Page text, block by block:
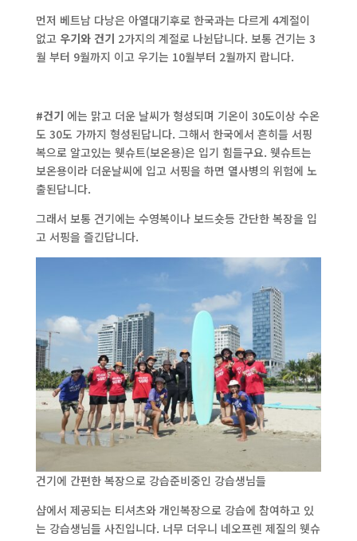
먼저 베트남 다낭은 아열대기후로 한국과는 다르게 4계절이
없고 우기와 건기 2가지의 계절로 나뉜답니다. 보통 건기는 3
월 부터 9월까지 이고 우기는 10월부터 2월까지 랍니다.
#건기 에는 맑고 더운 날씨가 형성되며 기온이 30도이상 수온
도 30도 가까지 형성된답니다. 그해서 한국에서 흔히들 서핑
복으로 알고있는 웻슈트(보온용)은 입기 힘들구요. 웻슈트는
보온용이라 더운날씨에 입고 서핑을 하면 열사병의 위험에 노
출된답니다.
그래서 보통 건기에는 수영복이나 보드숏등 간단한 복장을 입
고 서핑을 즐긴답니다.
건기에 간편한 복장으로 강습준비중인 강습생님들
샵에서 제공되는 티셔츠와 개인복장으로 강습에 참여하고 있
는 강습생님들 사진입니다. 너무 더우니 네오프렌 제질의 웻슈